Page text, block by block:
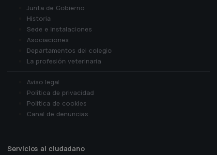
Junta de Gobierno
Historia
Sede e instalaciones
Asociaciones
Departamentos del colegio
La profesión veterinaria
Aviso legal
Política de privacidad
Política de cookies
Canal de denuncias
Servicios al ciudadano